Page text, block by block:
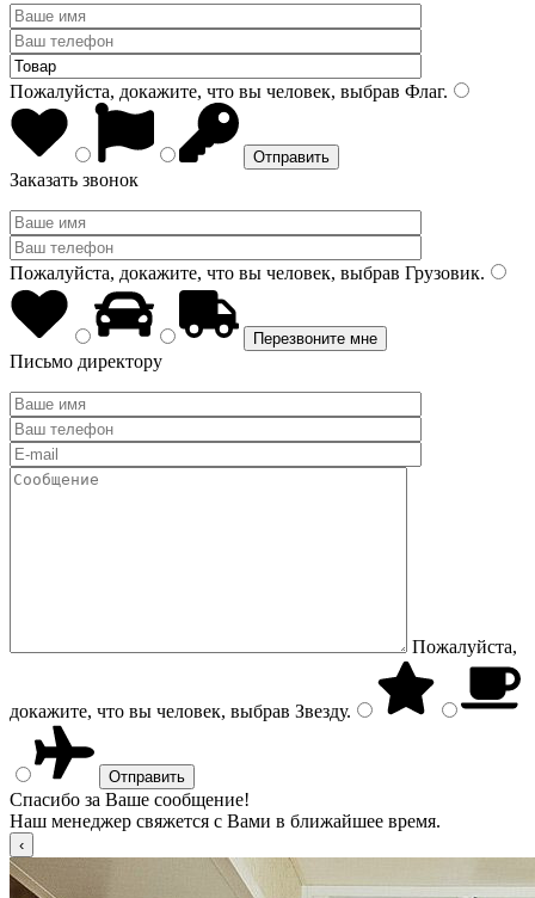
Пожалуйста, докажите, что вы человек, выбрав Флаг.
Заказать звонок
Пожалуйста, докажите, что вы человек, выбрав Грузовик.
Письмо директору
Пожалуйста,
докажите, что вы человек, выбрав Звезду.
Спасибо за Ваше сообщение!
Наш менеджер свяжется с Вами в ближайшее время.